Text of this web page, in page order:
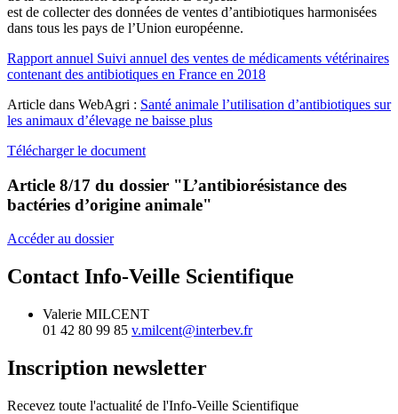
est de collecter des données de ventes d’antibiotiques harmonisées
dans tous les pays de l’Union européenne.
Rapport annuel Suivi annuel des ventes de médicaments vétérinaires
contenant des antibiotiques en France en 2018
Article dans WebAgri : Santé animale l’utilisation d’antibiotiques sur
les animaux d’élevage ne baisse plus
Télécharger le document
Article 8/17 du dossier "L’antibiorésistance des
bactéries d’origine animale"
Accéder au dossier
Contact Info-Veille Scientifique
Valerie MILCENT
01 42 80 99 85 v.milcent@interbev.fr
Inscription newsletter
Recevez toute l'actualité de l'Info-Veille Scientifique